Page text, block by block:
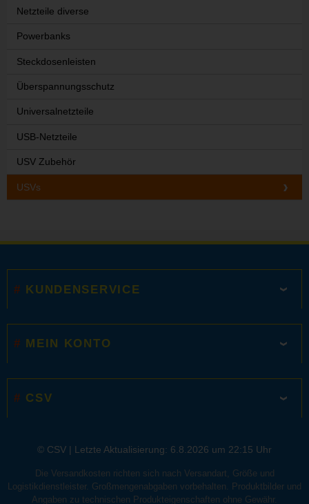
Netzteile diverse
Powerbanks
Steckdosenleisten
Überspannungsschutz
Universalnetzteile
USB-Netzteile
USV Zubehör
USVs
KUNDENSERVICE
MEIN KONTO
CSV
© CSV | Letzte Aktualisierung: 6.8.2026 um 22:15 Uhr
Die Versandkosten richten sich nach Versandart, Größe und
Logistikdienstleister. Großmengenabgaben vorbehalten. Produktbilder und
Angaben zu technischen Produkteigenschaften ohne Gewähr.